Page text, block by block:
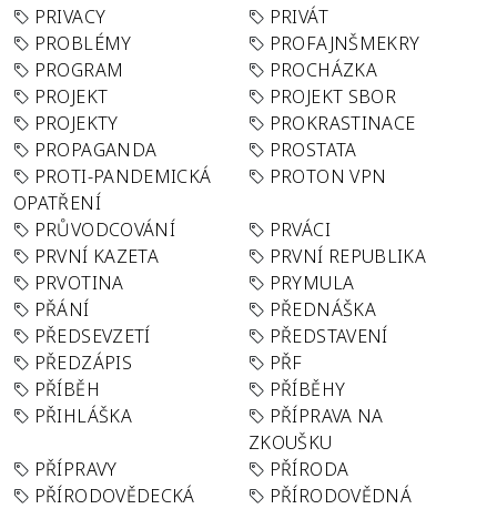
PRIVACY
PRIVÁT
PROBLÉMY
PROFAJNŠMEKRY
PROGRAM
PROCHÁZKA
PROJEKT
PROJEKT SBOR
PROJEKTY
PROKRASTINACE
PROPAGANDA
PROSTATA
PROTI-PANDEMICKÁ
OPATŘENÍ
PROTON VPN
PRŮVODCOVÁNÍ
PRVÁCI
PRVNÍ KAZETA
PRVNÍ REPUBLIKA
PRVOTINA
PRYMULA
PŘÁNÍ
PŘEDNÁŠKA
PŘEDSEVZETÍ
PŘEDSTAVENÍ
PŘEDZÁPIS
PŘF
PŘÍBĚH
PŘÍBĚHY
PŘIHLÁŠKA
PŘÍPRAVA NA
ZKOUŠKU
PŘÍPRAVY
PŘÍRODA
PŘÍRODOVĚDECKÁ
PŘÍRODOVĚDNÁ